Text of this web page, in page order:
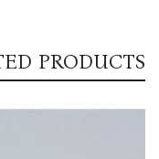
PRODUCTS